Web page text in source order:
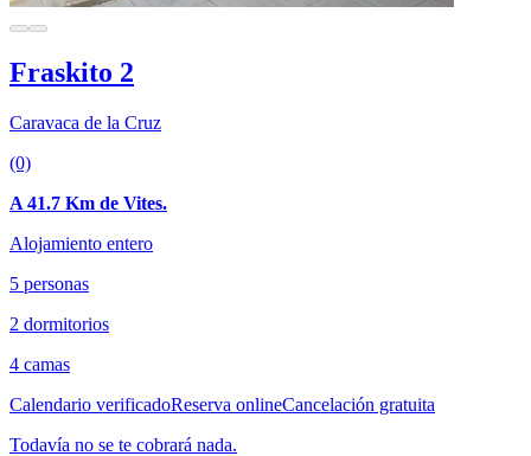
Fraskito 2
Caravaca de la Cruz
(0)
A 41.7 Km de Vites.
Alojamiento entero
5 personas
2 dormitorios
4 camas
Calendario verificadoReserva onlineCancelación gratuita
Todavía no se te cobrará nada.